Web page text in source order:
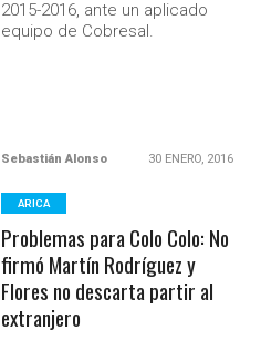
2015-2016, ante un aplicado
equipo de Cobresal.
Sebastián Alonso 30 ENERO, 2016
ARICA
Problemas para Colo Colo: No
firmó Martín Rodríguez y
Flores no descarta partir al
extranjero